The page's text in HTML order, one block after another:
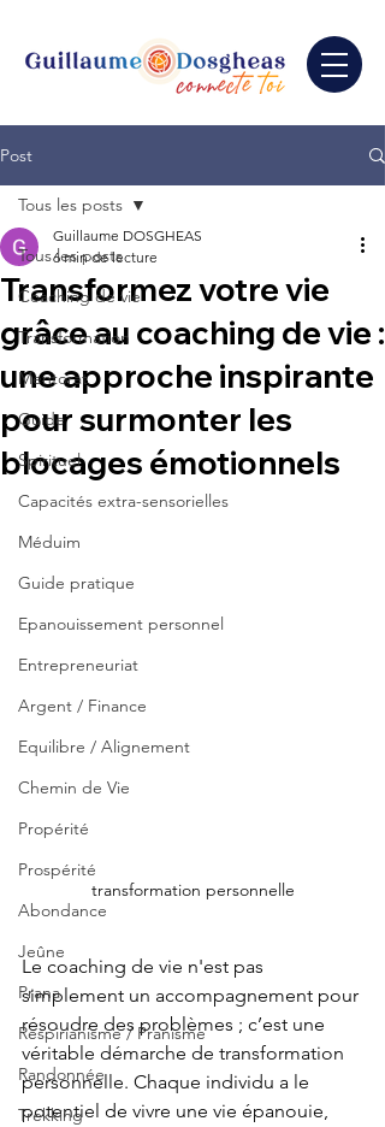
Post
Tous les posts
Coaching de vie
Transformation
Mentorat
Guide
Spirituel
Capacités extra-sensorielles
Méduim
Guide pratique
Epanouissement personnel
Entrepreneuriat
Argent / Finance
Equilibre / Alignement
Chemin de Vie
Propérité
Prospérité
Abondance
Jeûne
Prana
Respirianisme / Pranisme
Randonnée
Trekking
Tous les posts
Transformez votre vie
grâce au coaching de vie :
une approche inspirante
pour surmonter les
blocages émotionnels
Guillaume DOSGHEAS
6 min de lecture
transformation personnelle
Le coaching de vie n'est pas
simplement un accompagnement pour
résoudre des problèmes ; c’est une
véritable démarche de transformation
personnelle. Chaque individu a le
potentiel de vivre une vie épanouie,